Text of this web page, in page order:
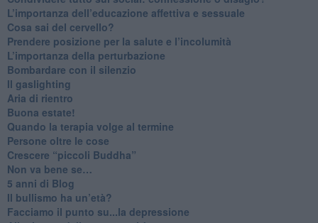
​L’importanza dell’educazione affettiva e sessuale
​Cosa sai del cervello?
Prendere posizione per la salute e l’incolumità
L’importanza della perturbazione
​Bombardare con il silenzio
Il gaslighting
Aria di rientro
Buona estate!
​Quando la terapia volge al termine
​Persone oltre le cose
​Crescere “piccoli Buddha”
Non va bene se…
​5 anni di Blog
​Il bullismo ha un’età?
Facciamo il punto su...la depressione